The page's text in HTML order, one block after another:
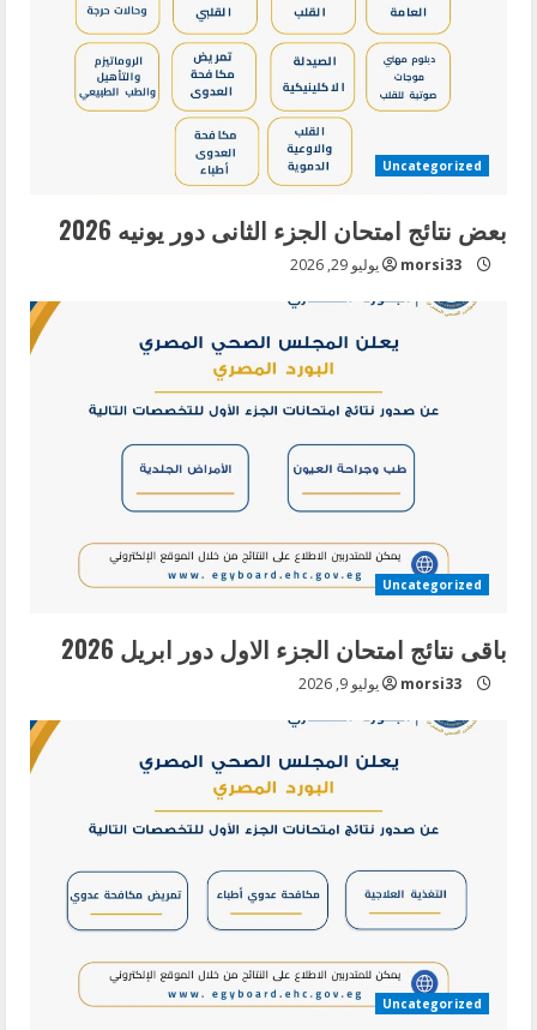
Uncategorized
بعض نتائج امتحان الجزء الثانى دور يونيه 2026
morsi33 يوليو 29, 2026
Uncategorized
باقى نتائج امتحان الجزء الاول دور ابريل 2026
morsi33 يوليو 9, 2026
Uncategorized